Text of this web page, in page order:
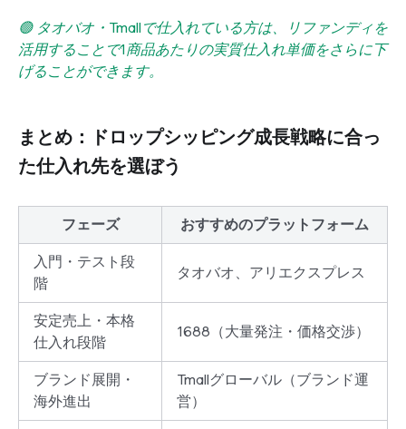
🟢 タオバオ・Tmallで仕入れている方は、リファンディを
活用することで1商品あたりの実質仕入れ単価をさらに下
げることができます。
まとめ：ドロップシッピング成長戦略に合っ
た仕入れ先を選ぼう
フェーズ おすすめのプラットフォーム
入門・テスト段
階
タオバオ、アリエクスプレス
安定売上・本格
仕入れ段階
1688（大量発注・価格交渉）
ブランド展開・
海外進出
Tmallグローバル（ブランド運
営）